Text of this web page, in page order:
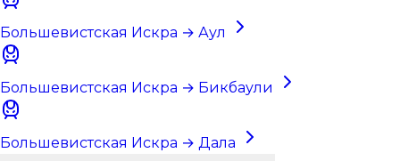
Большевистская Искра → Аул
Большевистская Искра → Бикбаули
Большевистская Искра → Дала